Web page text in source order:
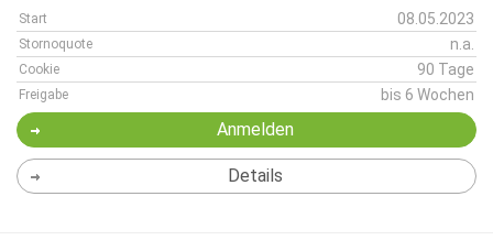
Start 08.05.2023
Stornoquote n.a.
Cookie 90 Tage
Freigabe bis 6 Wochen
Anmelden
Details